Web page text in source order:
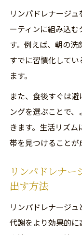
リンパドレナージ
ーティンに組み込
す。例えば、朝の洗
すでに習慣化して
ます。
また、食後すぐは
ングを選ぶことで
きます。生活リズ
帯を見つけることが
リンパドレナ
出す方法
リンパドレナージ
代謝をより効果的